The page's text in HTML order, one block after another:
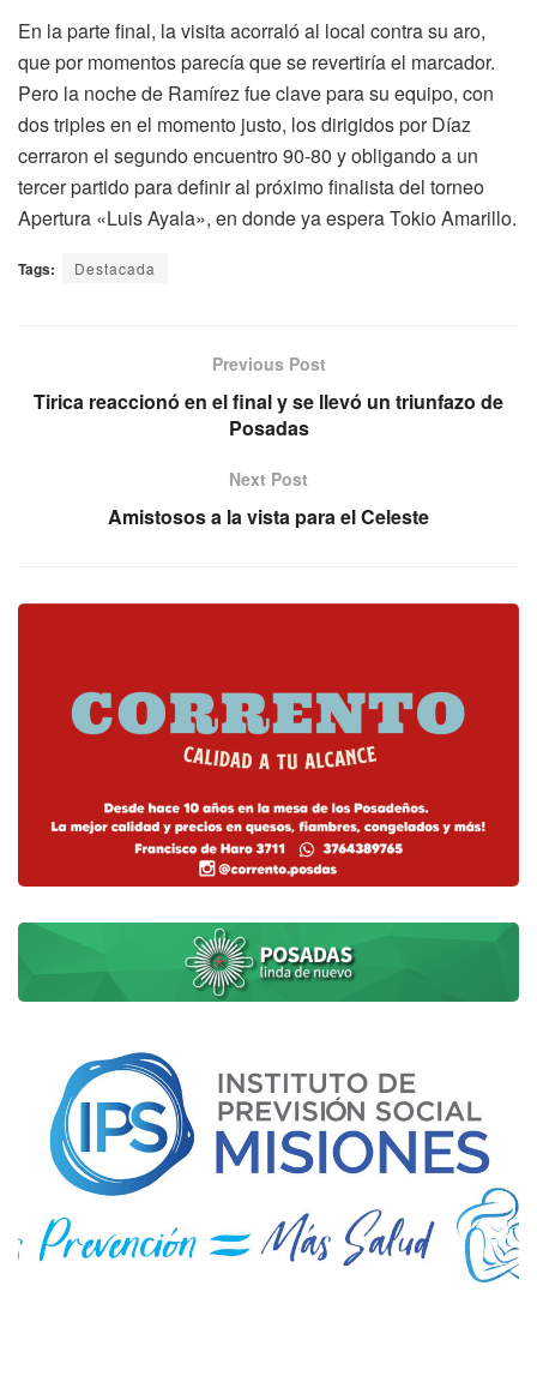
En la parte final, la visita acorraló al local contra su aro,
que por momentos parecía que se revertiría el marcador.
Pero la noche de Ramírez fue clave para su equipo, con
dos triples en el momento justo, los dirigidos por Díaz
cerraron el segundo encuentro 90-80 y obligando a un
tercer partido para definir al próximo finalista del torneo
Apertura «Luis Ayala», en donde ya espera Tokio Amarillo.
Tags: Destacada
Previous Post
Tirica reaccionó en el final y se llevó un triunfazo de
Posadas
Next Post
Amistosos a la vista para el Celeste